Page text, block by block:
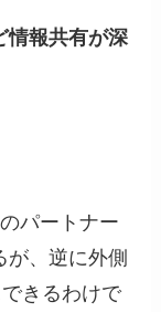
情報共有が深
パートナー
が、逆に外側
きるわけで